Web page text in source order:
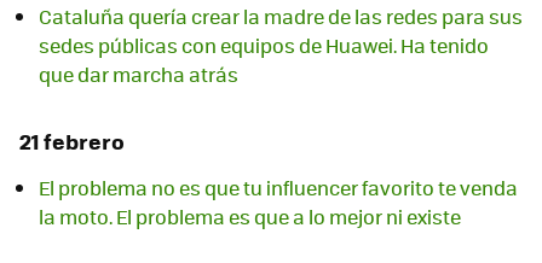
Cataluña quería crear la madre de las redes para sus
sedes públicas con equipos de Huawei. Ha tenido
que dar marcha atrás
21 febrero
El problema no es que tu influencer favorito te venda
la moto. El problema es que a lo mejor ni existe